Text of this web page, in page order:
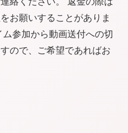
お願いすることがありま
参加から動画送付への切
ので、ご希望であればお